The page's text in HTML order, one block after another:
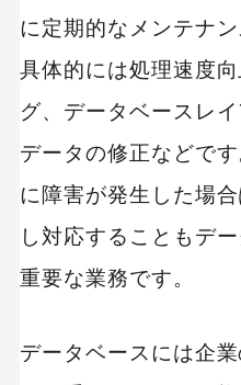
に定期的なメンテナ
具体的には処理速度
グ、データベースレ
データの修正などで
に障害が発生した場
し対応することもデ
重要な業務です。
データベースには企